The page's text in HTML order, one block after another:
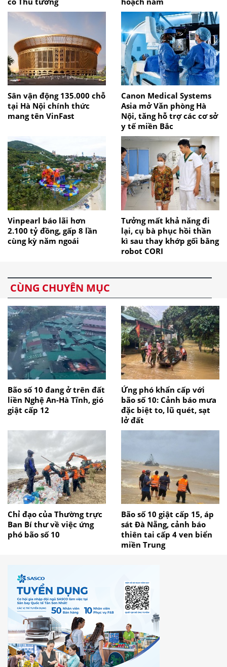
Sân vận động 135.000 chỗ
tại Hà Nội chính thức
mang tên VinFast
Canon Medical Systems
Asia mở Văn phòng Hà
Nội, tăng hỗ trợ các cơ sở
y tế miền Bắc
Vinpearl báo lãi hơn
2.100 tỷ đồng, gấp 8 lần
cùng kỳ năm ngoái
Tưởng mất khả năng đi
lại, cụ bà phục hồi thần
kì sau thay khớp gối bằng
robot CORI
CÙNG CHUYÊN MỤC
Bão số 10 đang ở trên đất
liền Nghệ An-Hà Tĩnh, gió
giật cấp 12
Ứng phó khẩn cấp với
bão số 10: Cảnh báo mưa
đặc biệt to, lũ quét, sạt
lở đất
Chỉ đạo của Thường trực
Ban Bí thư về việc ứng
phó bão số 10
Bão số 10 giật cấp 15, áp
sát Đà Nẵng, cảnh báo
thiên tai cấp 4 ven biển
miền Trung